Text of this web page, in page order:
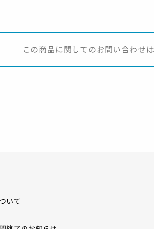
この商品に関してのお問い合わせは
いて